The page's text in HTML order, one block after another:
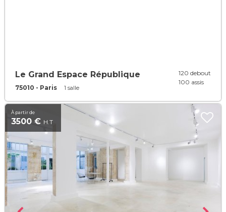
Le Grand Espace République
75010 - Paris 1 salle
120 debout
100 assis
À partir de
3500 € H.T